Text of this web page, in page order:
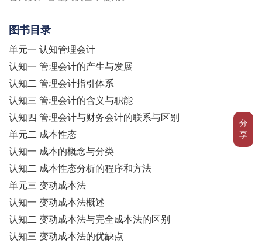
分
享
图书目录
单元一 认知管理会计
认知一 管理会计的产生与发展
认知二 管理会计指引体系
认知三 管理会计的含义与职能
认知四 管理会计与财务会计的联系与区别
单元二 成本性态
认知一 成本的概念与分类
认知二 成本性态分析的程序和方法
单元三 变动成本法
认知一 变动成本法概述
认知二 变动成本法与完全成本法的区别
认知三 变动成本法的优缺点